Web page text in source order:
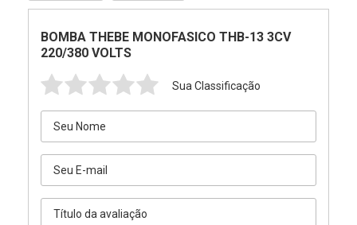
BOMBA THEBE MONOFASICO THB-13 3CV
220/380 VOLTS
Sua Classificação